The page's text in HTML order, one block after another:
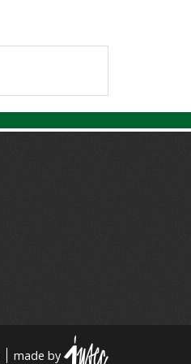
made by